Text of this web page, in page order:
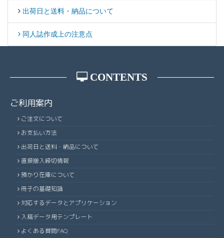
出荷日と送料・納品について
同人誌作成上の注意点
CONTENTS
ご利用案内
ご注文について
お支払い方法
出荷日と送料・納品について
直接搬入締切情報
預かり在庫について
冊子の基礎知識
対応するデータとアプリケーション
入稿データ用テンプレート
よくある質問FAQ